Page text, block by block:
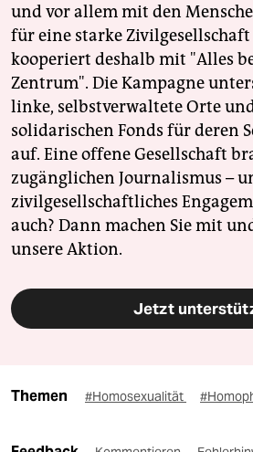
und vor allem mit den
für eine starke Zivilgesellschaft
kooperiert deshalb mit "Alles
Zentrum". Die Kampagne
linke, selbstverwaltete Orte
solidarischen Fonds für deren
auf. Eine offene Gesellschaft
zugänglichen Journalismus –
zivilgesellschaftliches
auch? Dann machen Sie mit
unsere Aktion.
Jetzt
Themen #Homosexualität